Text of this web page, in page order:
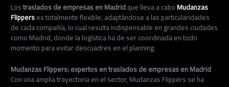
Lostraslados de empresas en Madridque lleva a caboMudanzas
Flipperses totalmente flexible, adaptándose a las particularidades
de cada compañía, lo cual resulta indispensable en grandes ciudades
como Madrid, donde la logística ha de ser coordinada en todo
momento para evitar descuadres en el planning.
Mudanzas Flippers: expertos en traslados de empresas en Madrid
Con una amplia trayectoria en el sector, Mudanzas Flippers se ha